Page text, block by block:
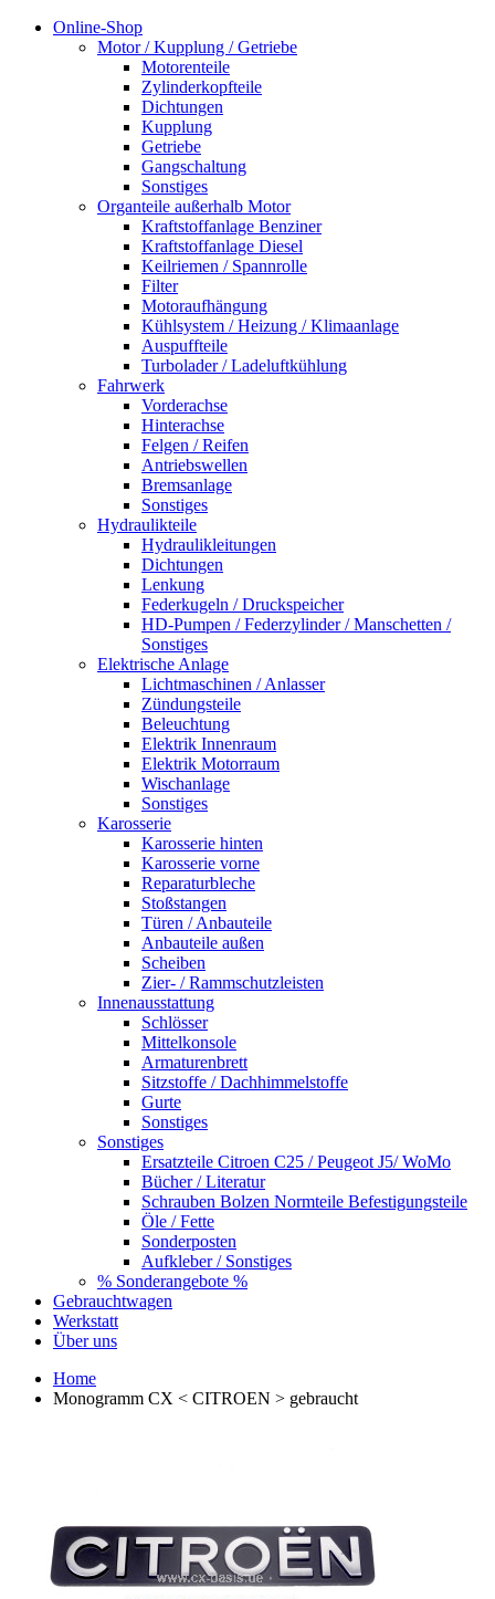
Online-Shop
Motor / Kupplung / Getriebe
Motorenteile
Zylinderkopfteile
Dichtungen
Kupplung
Getriebe
Gangschaltung
Sonstiges
Organteile außerhalb Motor
Kraftstoffanlage Benziner
Kraftstoffanlage Diesel
Keilriemen / Spannrolle
Filter
Motoraufhängung
Kühlsystem / Heizung / Klimaanlage
Auspuffteile
Turbolader / Ladeluftkühlung
Fahrwerk
Vorderachse
Hinterachse
Felgen / Reifen
Antriebswellen
Bremsanlage
Sonstiges
Hydraulikteile
Hydraulikleitungen
Dichtungen
Lenkung
Federkugeln / Druckspeicher
HD-Pumpen / Federzylinder / Manschetten /
Sonstiges
Elektrische Anlage
Lichtmaschinen / Anlasser
Zündungsteile
Beleuchtung
Elektrik Innenraum
Elektrik Motorraum
Wischanlage
Sonstiges
Karosserie
Karosserie hinten
Karosserie vorne
Reparaturbleche
Stoßstangen
Türen / Anbauteile
Anbauteile außen
Scheiben
Zier- / Rammschutzleisten
Innenausstattung
Schlösser
Mittelkonsole
Armaturenbrett
Sitzstoffe / Dachhimmelstoffe
Gurte
Sonstiges
Sonstiges
Ersatzteile Citroen C25 / Peugeot J5/ WoMo
Bücher / Literatur
Schrauben Bolzen Normteile Befestigungsteile
Öle / Fette
Sonderposten
Aufkleber / Sonstiges
% Sonderangebote %
Gebrauchtwagen
Werkstatt
Über uns
Home
Monogramm CX < CITROEN > gebraucht